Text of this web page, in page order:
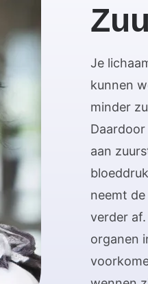
Je
kunnen
minder
aan
neemt
verder
organen